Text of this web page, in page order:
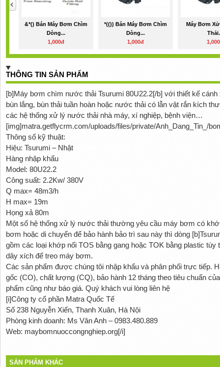
&*() Bán Máy Bơm Chìm
Dòng...
1,000đ
*(()) Bán Máy Bơm Chìm
Dòng...
1,000đ
Máy Bơm
THÔNG TIN SẢN PHẨM
[b]Máy bơm chìm nước thải Tsurumi 80U22.2[/b] với thiết kế
bùn lắng, bùn thải tuần hoàn hoặc nước thải có lẫn vật rắn kích
các hệ thống xử lý nước thải nhà máy, xí nghiệp, bệnh viện…
[img]matra.getflycrm.com/uploads/files/private/Anh_Dang_Tin_/
Thông số kỹ thuật:
Hiệu: Tsurumi – Nhật
Hàng nhập khẩu
Model: 80U22.2
Công suất: 2.2Kw/ 380V
Q max= 48m3/h
H max= 19m
Họng xả 80m
Một số hệ thống xử lý nước thải thường yêu cầu máy bơm có
bơm hoặc di chuyển để bảo hành bảo trì sau này thì dòng
gồm các loại khớp nối TOS bằng gang hoặc TOK bằng plastic
dây xích để treo máy bơm.
Các sản phẩm được chúng tôi nhập khẩu và phân phối trực tiếp.
gốc (CO), chất lượng (CQ), bảo hành 12 tháng theo tiêu chuẩn
phẩm cũng như báo giá. Quý khách vui lòng liên hệ
[i]Công ty cổ phần Matra Quốc Tế
Số 238 Nguyễn Xiển, Thanh Xuân, Hà Nội
Phòng kinh doanh: Ms Vân Anh – 0983.480.889
Web: maybomnuoccongnghiep.org[/i]
SẢN PHẨM KHÁC